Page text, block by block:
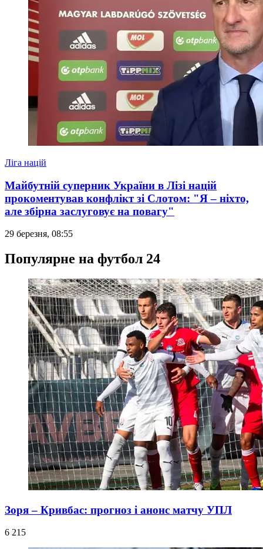
Ліга націй
Майбутній суперник України в Лізі націй
прокоментував конфлікт зі Слотом: "Я – ніхто,
але збірна заслуговує на повагу"
29 березня, 08:55
Популярне на футбол 24
Зоря – Кривбас: прогноз і анонс матчу УПЛ
6 215